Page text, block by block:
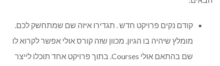
קודם נקים פרויקט חדש . תגדירו איזה שם שמתחשק לכם.
מומלץ שיהיה בו הגיון. מכוון שזה קורס אולי אפשר לקרוא לו
שם בהתאם אולי Courses. בתוך פרויקט אחד תוכלו לייצר